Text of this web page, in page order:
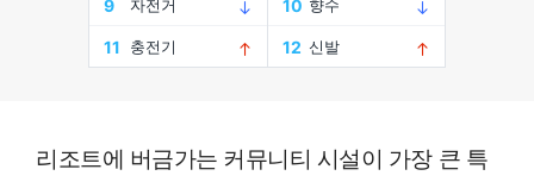
리조트에 버금가는 커뮤니티 시설이 가장 큰 특